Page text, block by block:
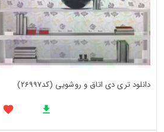
دانلود تری دی اتاق و روشویی (کد26997)